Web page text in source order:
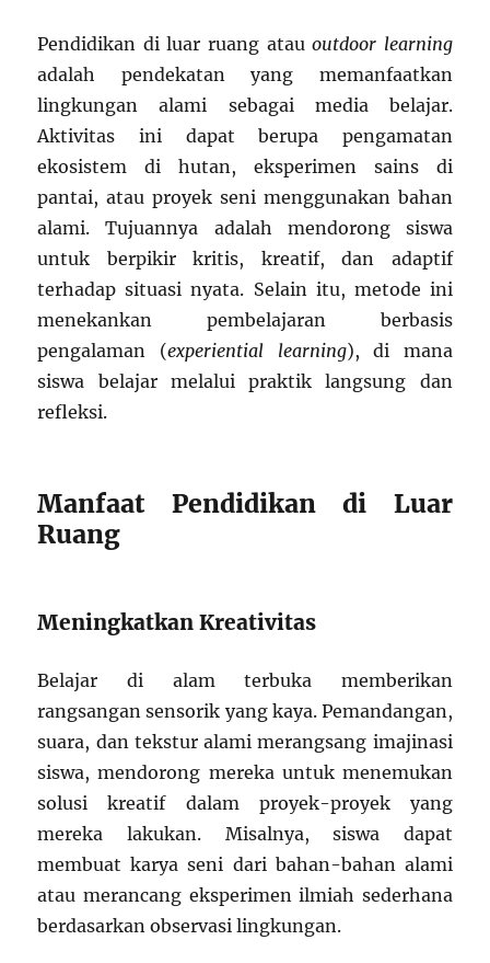
Pendidikan di luar ruang atauoutdoor learning
adalah pendekatan yang memanfaatkan
lingkungan alami sebagai media belajar.
Aktivitas ini dapat berupa pengamatan
ekosistem di hutan, eksperimen sains di
pantai, atau proyek seni menggunakan bahan
alami. Tujuannya adalah mendorong siswa
untuk berpikir kritis, kreatif, dan adaptif
terhadap situasi nyata. Selain itu, metode ini
menekankan pembelajaran berbasis
pengalaman (experiential learning), di mana
siswa belajar melalui praktik langsung dan
refleksi.
Manfaat Pendidikan di Luar
Ruang
Meningkatkan Kreativitas
Belajar di alam terbuka memberikan
rangsangan sensorik yang kaya. Pemandangan,
suara, dan tekstur alami merangsang imajinasi
siswa, mendorong mereka untuk menemukan
solusi kreatif dalam proyek-proyek yang
mereka lakukan. Misalnya, siswa dapat
membuat karya seni dari bahan-bahan alami
atau merancang eksperimen ilmiah sederhana
berdasarkan observasi lingkungan.